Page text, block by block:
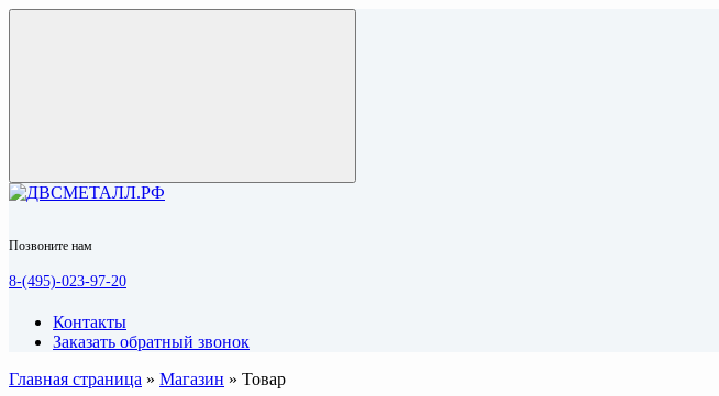
Позвоните нам
8-(495)-023-97-20
Контакты
Заказать обратный звонок
Главная страница » Магазин » Товар